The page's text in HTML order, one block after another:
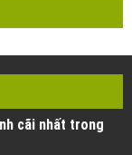
cãi nhất trong